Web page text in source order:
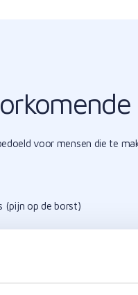
voor mensen die te
(pijn op de borst)